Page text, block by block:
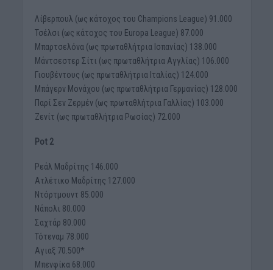
Λίβερπουλ (ως κάτοχος του Champions League) 91.000
Τσέλσι (ως κάτοχος του Europa League) 87.000
Μπαρτσελόνα (ως πρωταθλήτρια Ισπανίας) 138.000
Μάντσεστερ Σίτι (ως πρωταθλήτρια Αγγλίας) 106.000
Γιουβέντους (ως πρωταθλήτρια Ιταλίας) 124.000
Μπάγερν Μονάχου (ως πρωταθλήτρια Γερμανίας) 128.000
Παρί Σεν Ζερμέν (ως πρωταθλήτρια Γαλλίας) 103.000
Ζενίτ (ως πρωταθλήτρια Ρωσίας) 72.000
Pot 2
Ρεάλ Μαδρίτης 146.000
Ατλέτικο Μαδρίτης 127.000
Ντόρτμουντ 85.000
Νάπολι 80.000
Σαχτάρ 80.000
Τότεναμ 78.000
Αγιαξ 70.500*
Μπενφίκα 68.000